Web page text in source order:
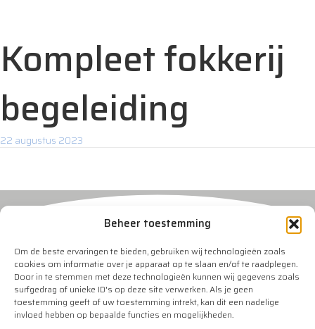
Beheer toestemming
Om de beste ervaringen te bieden, gebruiken wij technologieën zoals
cookies om informatie over je apparaat op te slaan en/of te raadplegen.
Door in te stemmen met deze technologieën kunnen wij gegevens zoals
surfgedrag of unieke ID's op deze site verwerken. Als je geen
toestemming geeft of uw toestemming intrekt, kan dit een nadelige
invloed hebben op bepaalde functies en mogelijkheden.
Kompleet fokkerij
begeleiding
22 augustus 2023
Contact
info@veeverbetering.nl